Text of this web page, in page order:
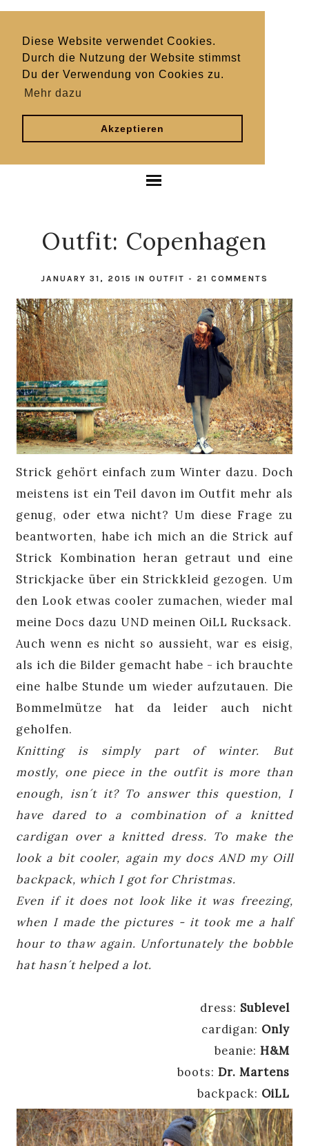
Diese Website verwendet Cookies.
Durch die Nutzung der Website stimmst
Du der Verwendung von Cookies zu.
Mehr dazu
Akzeptieren
Outfit: Copenhagen
JANUARY 31, 2015 IN OUTFIT - 21 COMMENTS
Strick gehört einfach zum Winter dazu. Doch
meistens ist ein Teil davon im Outfit mehr als
genug, oder etwa nicht? Um diese Frage zu
beantworten, habe ich mich an die Strick auf
Strick Kombination heran getraut und eine
Strickjacke über ein Strickkleid gezogen. Um
den Look etwas cooler zumachen, wieder mal
meine Docs dazu UND meinen OiLL Rucksack.
Auch wenn es nicht so aussieht, war es eisig,
als ich die Bilder gemacht habe - ich brauchte
eine halbe Stunde um wieder aufzutauen. Die
Bommelmütze hat da leider auch nicht
geholfen.
Knittingis simply part of winter.
But
mostly, one piece in the outfitismore than
enough, isn´t it? To answer this question, I
have dared to a combination ofa knitted
cardigan over a knitted dress. To make the
look a bit cooler, again my docs AND my Oill
backpack, which I got for Christmas.
Even if it does not look like it was freezing,
when I made the pictures - it took me a half
hour to thaw again. Unfortunately the bobble
hat hasn´thelped a lot.
dress: Sublevel
cardigan: Only
beanie: H&M
boots: Dr. Martens
backpack: OiLL